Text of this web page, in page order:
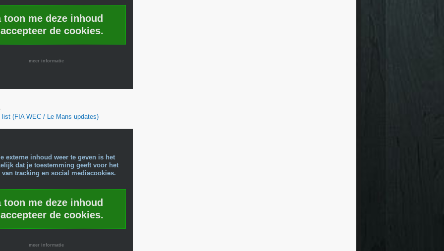
toon me deze inhoud
de cookies.
meer informatie
(FIA WEC / Le Mans updates)
externe inhoud weer te geven is het
dat je toestemming geeft voor het
tracking en social mediacookies.
toon me deze inhoud
de cookies.
meer informatie